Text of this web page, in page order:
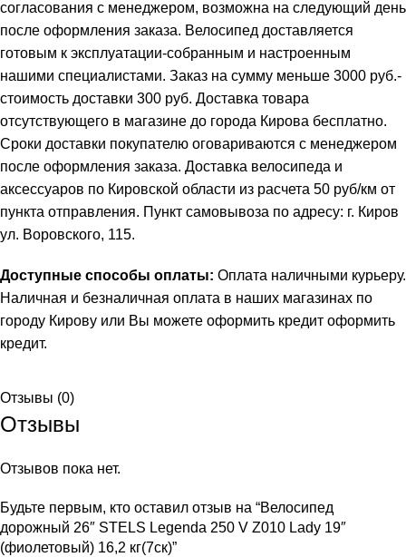
согласования с менеджером, возможна на следующий день
после оформления заказа. Велосипед доставляется
готовым к эксплуатации-собранным и настроенным
нашими специалистами. Заказ на сумму меньше 3000 руб.-
стоимость доставки 300 руб. Доставка товара
отсутствующего в магазине до города Кирова бесплатно.
Сроки доставки покупателю оговариваются с менеджером
после оформления заказа. Доставка велосипеда и
аксессуаров по Кировской области из расчета 50 руб/км от
пункта отправления. Пункт самовывоза по адресу: г. Киров
ул. Воровского, 115.
Доступные способы оплаты: Оплата наличными курьеру.
Наличная и безналичная оплата в наших магазинах по
городу Кирову или Вы можете оформить кредит оформить
кредит.
Отзывы (0)
Отзывы
Отзывов пока нет.
Будьте первым, кто оставил отзыв на “Велосипед
дорожный 26″ STELS Legenda 250 V Z010 Lady 19″
(фиолетовый) 16,2 кг(7ск)”